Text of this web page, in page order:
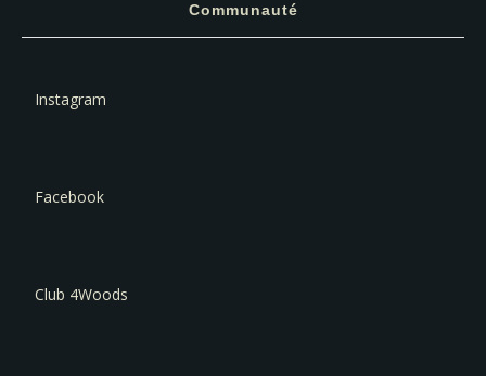
Communauté
Instagram
Facebook
Club 4Woods